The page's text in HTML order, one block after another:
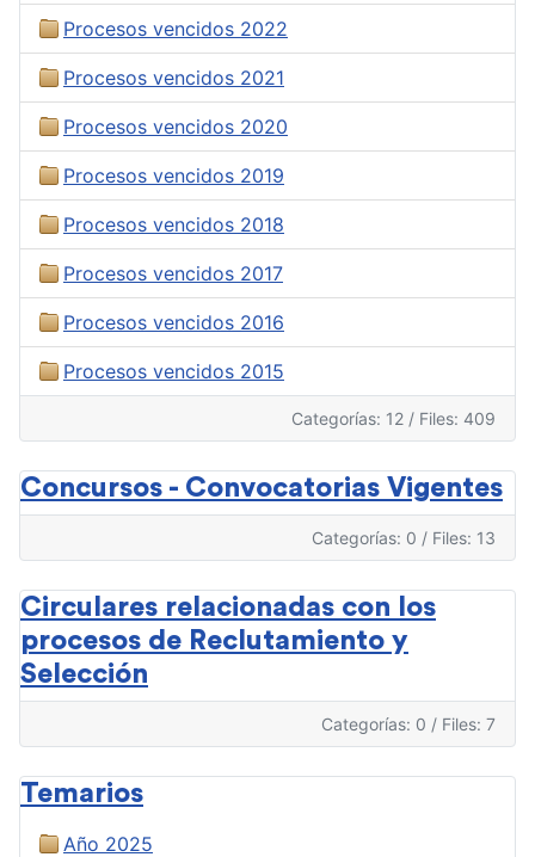
Procesos vencidos 2022
Procesos vencidos 2021
Procesos vencidos 2020
Procesos vencidos 2019
Procesos vencidos 2018
Procesos vencidos 2017
Procesos vencidos 2016
Procesos vencidos 2015
Categorías: 12 / Files: 409
Concursos - Convocatorias Vigentes
Categorías: 0 / Files: 13
Circulares relacionadas con los
procesos de Reclutamiento y
Selección
Categorías: 0 / Files: 7
Temarios
Año 2025